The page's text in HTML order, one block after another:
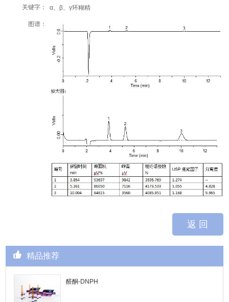
关键字： α、β、γ环糊精
图谱：
返 回
精品推荐
醛酮-DNPH